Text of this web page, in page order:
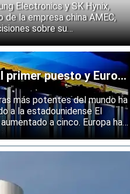
Electronics y SK Hynix,
la empresa china AMEC,
sobre su
que se están preparando
estadounidenses a la
puesto y Europa
más potentes del mundo ha
a la estadounidense El
a cinco. Europa ha
en computación de alto